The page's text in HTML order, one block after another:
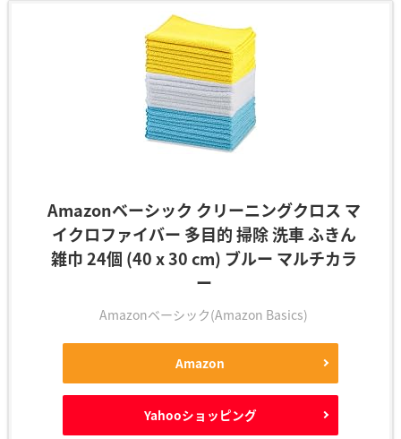
Amazonベーシック クリーニングクロス マ
イクロファイバー 多目的 掃除 洗車 ふきん
雑巾 24個 (40 x 30 cm) ブルー マルチカラ
ー
Amazonベーシック(Amazon Basics)
Amazon
Yahooショッピング